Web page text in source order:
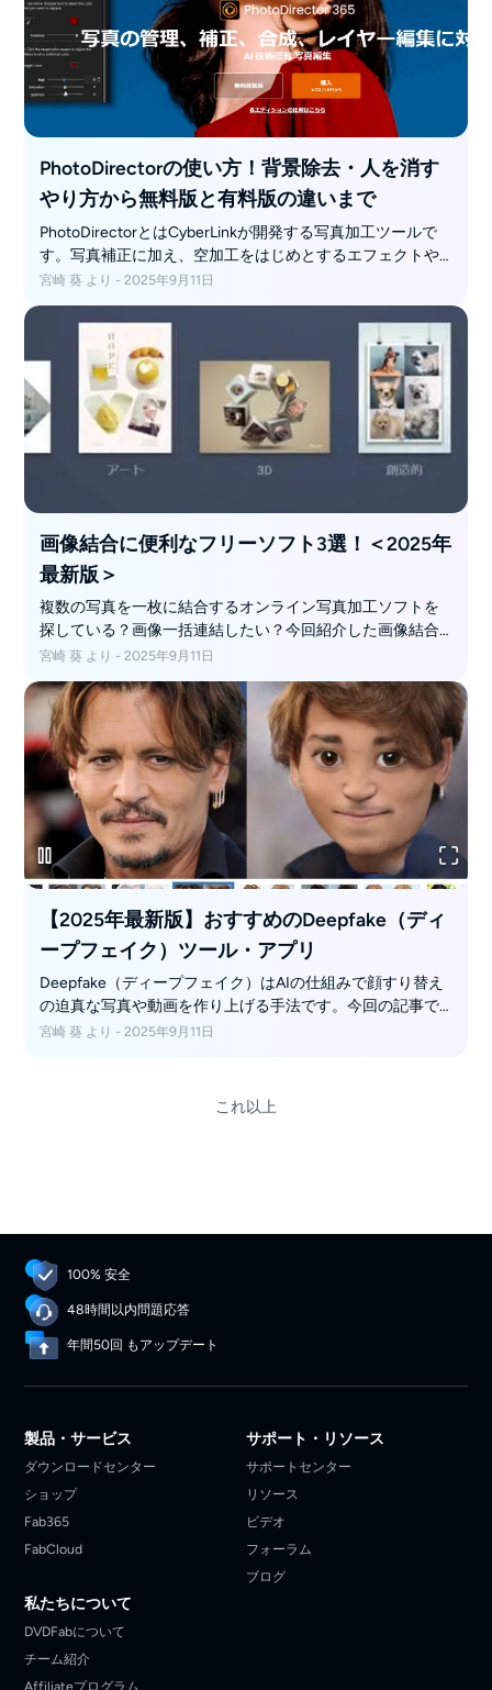
PhotoDirectorの使い方！背景除去・人を消す
やり方から無料版と有料版の違いまで
PhotoDirectorとはCyberLinkが開発する写真加工ツールで
す。写真補正に加え、空加工をはじめとするエフェクトや
アニメーションなど多種多様な編集機能が搭載されていま
す。ソフト版は買い切りとサブスクリプションの2形式ある
ほか、無料で楽しめるアプリ版（一部有料）があるのも魅
力的。「Photoshopほどではないけど少し本格的な編集が
したい」という方におすすめです。
宮崎 葵 より - 2025年9月11日
画像結合に便利なフリーソフト3選！＜2025年
最新版＞
複数の写真を一枚に結合するオンライン写真加工ソフトを
探している？画像一括連結したい？今回紹介した画像結合
ソフトや、画像加工ソフトを使って、上手にオシャレな画
宮崎 葵 より - 2025年9月11日
【2025年最新版】おすすめのDeepfake（ディ
ープフェイク）ツール・アプリ
Deepfake（ディープフェイク）はAIの仕組みで顔すり替え
の迫真な写真や動画を作り上げる手法です。今回の記事で
は、PCやスマホなどで利用できるディープフェイクアプリ
宮崎 葵 より - 2025年9月11日
これ以上
100% 安全
48時間以内問題応答
年間50回 もアップデート
製品・サービス
ダウンロードセンター
ショップ
Fab365
FabCloud
サポート・リソース
サポートセンター
リソース
ビデオ
フォーラム
ブログ
私たちについて
DVDFabについて
チーム紹介
Affiliateプログラム